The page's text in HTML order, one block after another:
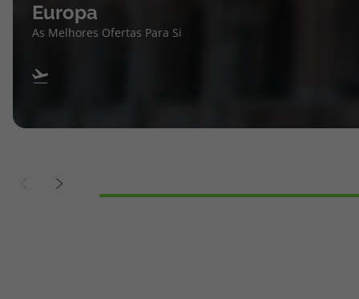
Europa
As Melhores Ofertas Para Si